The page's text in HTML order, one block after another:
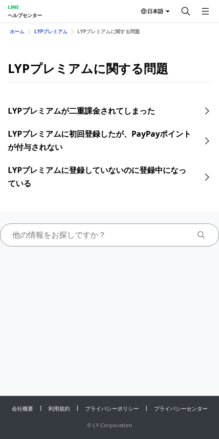
LINE
ヘルプセンター
日本語
ホーム LYPプレミアム LYPプレミアムに関する問題
LYPプレミアムに関する問題
LYPプレミアムが二重課金されてしまった
LYPプレミアムに初回登録したが、PayPayポイント
が付与されない
LYPプレミアムに登録していないのに登録中になっ
ている
会社概要 利用規約 プライバシーポリシー プライバシーセンター
© LY Corporation